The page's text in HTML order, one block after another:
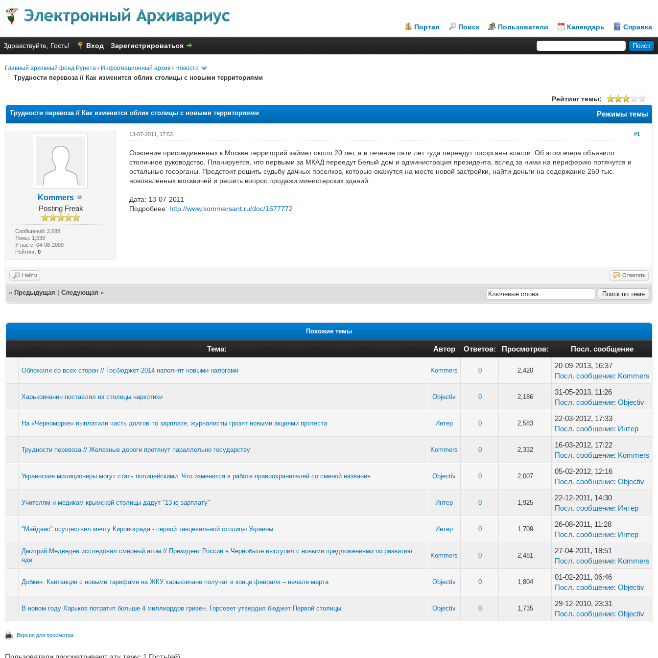
Портал Поиск Пользователи Календарь Справка
Здравствуйте, Гость! Вход Зарегистрироваться
Главный архивный фонд Рунета › Информационный архив › Новости
Трудности перевоза // Как изменится облик столицы с новыми территориями
Рейтинг темы:
Режимы темы
Трудности перевоза // Как изменится облик столицы с новыми территориями
Kommers
Posting Freak
Сообщений: 2,688
Темы: 1,539
У нас с: 04-08-2009
Рейтинг:0
#1
13-07-2011, 17:53
Освоение присоединенных к Москве территорий займет около 20 лет, а в течение пяти лет туда переедут госорганы власти. Об этом вчера объявило
столичное руководство. Планируется, что первыми за МКАД переедут Белый дом и администрация президента, вслед за ними на периферию потянутся и
остальные госорганы. Предстоит решить судьбу дачных поселков, которые окажутся на месте новой застройки, найти деньги на содержание 250 тыс.
новоявленных москвичей и решить вопрос продажи министерских зданий.
Дата: 13-07-2011
Подробнее: http://www.kommersant.ru/doc/1677772
Найти Ответить
« Предыдущая Следующая »
Похожие темы
Тема: Автор Ответов: Просмотров: Посл. сообщение
Обложили со всех сторон // Госбюджет-2014 наполнят новыми налогами Kommers 0 2,420
20-09-2013, 16:37
Посл. сообщение: Kommers
Харьковчанин поставлял из столицы наркотики Objectiv 0 2,186
31-05-2013, 11:26
Посл. сообщение: Objectiv
На «Черноморке» выплатили часть долгов по зарплате, журналисты грозят новыми акциями протеста Интер 0 2,583
22-03-2012, 17:33
Посл. сообщение: Интер
Трудности перевоза // Железные дороги протянут параллельно государству Kommers 0 2,332
16-03-2012, 17:22
Посл. сообщение: Kommers
Украинские милиционеры могут стать полицейскими. Что изменится в работе правоохранителей со сменой названия Objectiv 0 2,007
05-02-2012, 12:16
Посл. сообщение: Objectiv
Учителям и медикам крымской столицы дадут "13-ю зарплату" Интер 0 1,925
22-12-2011, 14:30
Посл. сообщение: Интер
"Майданс" осуществил мечту Кировограда - первой танцевальной столицы Украины Интер 0 1,709
26-08-2011, 11:28
Посл. сообщение: Интер
Дмитрий Медведев исследовал смирный атом // Президент России в Чернобыле выступил с новыми предложениями по развитию
яде
Kommers 0 2,481
27-04-2011, 18:51
Посл. сообщение: Kommers
Добкин: Квитанции с новыми тарифами на ЖКУ харьковчане получат в конце февраля – начале марта Objectiv 0 1,804
01-02-2011, 06:46
Посл. сообщение: Objectiv
В новом году Харьков потратит больше 4 миллиардов гривен. Горсовет утвердил бюджет Первой столицы Objectiv 0 1,735
29-12-2010, 23:31
Посл. сообщение: Objectiv
Версия для просмотра